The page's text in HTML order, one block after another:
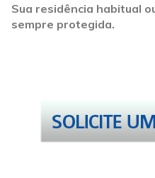
Sua residência habitual
sempre protegida.